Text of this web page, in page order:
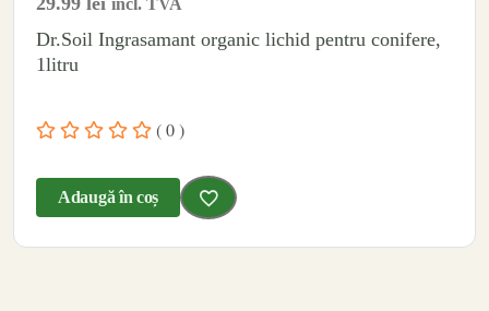
incl. TVA
Dr.Soil Ingrasamant organic lichid pentru conifere,
1litru
( 0 )
Adaugă în coș